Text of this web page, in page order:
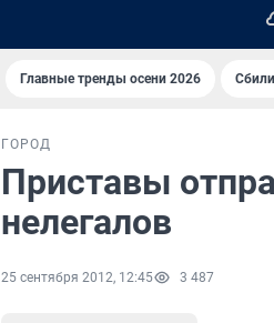
Главные тренды осени 2026
ГОРОД
Приставы
нелегалов
25 сентября 2012, 12:45 3 487